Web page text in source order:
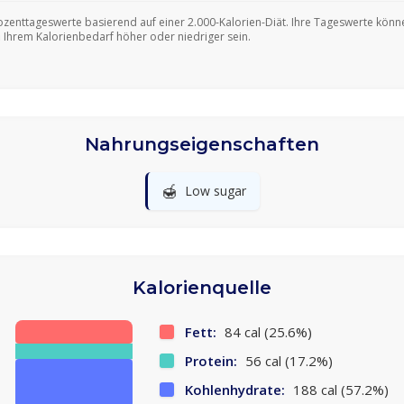
basierend auf einer 2.000-Kalorien-Diät. Ihre Tageswerte
Ihrem Kalorienbedarf höher oder niedriger sein.
Nahrungseigenschaften
🍯 Low sugar
Kalorienquelle
Fett: 84 cal (25.6%)
Protein: 56 cal (17.2%)
Kohlenhydrate: 188 cal (57.2%)